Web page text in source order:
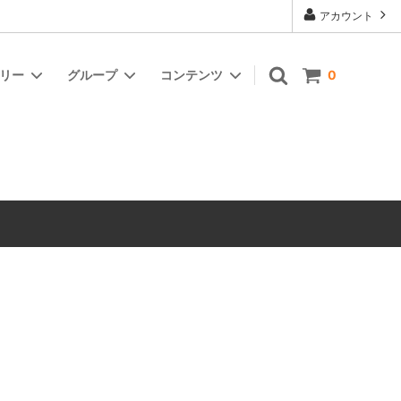
アカウント
0
ー グループ コンテンツ